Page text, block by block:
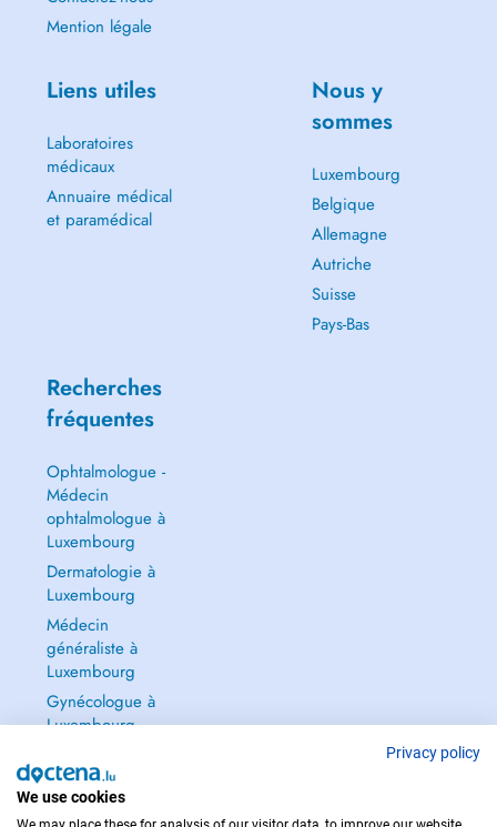
Mention légale
Liens utiles
Laboratoires
médicaux
Annuaire médical
et paramédical
Nous y
sommes
Luxembourg
Belgique
Allemagne
Autriche
Suisse
Pays-Bas
Recherches
fréquentes
Ophtalmologue -
Médecin
ophtalmologue à
Luxembourg
Dermatologie à
Luxembourg
Médecin
généraliste à
Luxembourg
Gynécologue à
Luxembourg
Privacy policy
We use cookies